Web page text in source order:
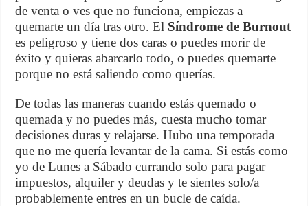
de venta o ves que no funciona, empiezas a
quemarte un día tras otro. El Síndrome de Burnout
es peligroso y tiene dos caras o puedes morir de
éxito y quieras abarcarlo todo, o puedes quemarte
porque no está saliendo como querías.
De todas las maneras cuando estás quemado o
quemada y no puedes más, cuesta mucho tomar
decisiones duras y relajarse. Hubo una temporada
que no me quería levantar de la cama. Si estás como
yo de Lunes a Sábado currando solo para pagar
impuestos, alquiler y deudas y te sientes solo/a
probablemente entres en un bucle de caída.